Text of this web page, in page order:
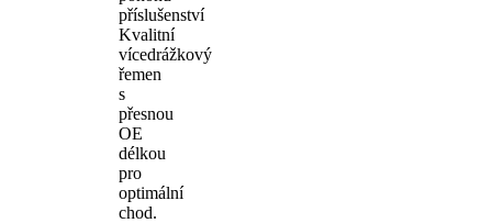
příslušenství
Kvalitní
vícedrážkový
řemen
s
přesnou
OE
délkou
pro
optimální
chod.